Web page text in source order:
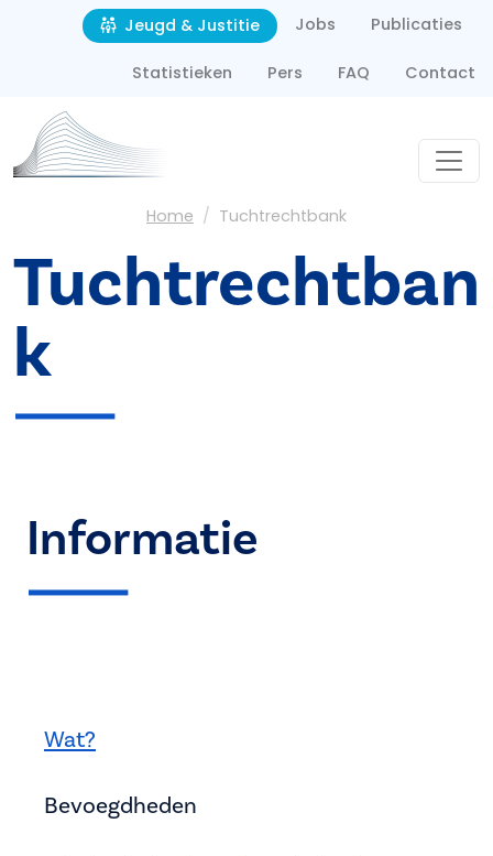
Overslaan en naar de inhoud gaan
Second navigation
Jeugd & Justitie Jobs Publicaties
Statistieken Pers FAQ Contact
Kruimelpad
Home Tuchtrechtbank
Tuchtrechtban
k
Informatie
Wat?
Bevoegdheden